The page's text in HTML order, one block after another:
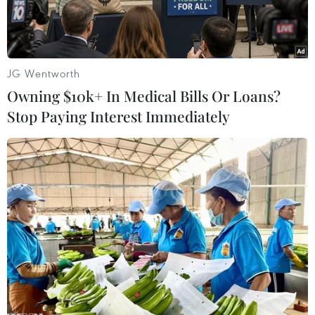
giảm giá lớn nhất kể từ cuối tháng Giêng đến nay,
giảm hơn 30 USD/ounce từ mức cao kỷ lục được
lập vào đầu tuần.
trường châu Á, giá vàng vẫnduy trì trên mức
1.413 USD/ounce sau khi có tin cảnh sát nã súng
trấn áp nhữngngười biểu tình tại Arập Xêút,
làm dấy lên nỗi lo về bất ổn lan rộng tại khu
vựcTrung Đông.
Mặc dù vậy, kim loại quý vẫn đang hướng tới
tuần giảm giá lớn nhất kể từ cuốitháng Giêng
đến nay, giảm hơn 30 USD/ounce từ mức cao kỷ
lục được lập vào đầutuần.
JG Wentworth
Owning $10k+ In Medical Bills Or Loans?
Stop Paying Interest Immediately